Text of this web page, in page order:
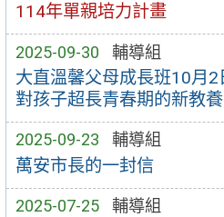
114年單親培力計畫
2025-09-30 輔導組
大直溫馨父母成長班10月
對孩子超長青春期的新教養
2025-09-23 輔導組
萬安市長的一封信
2025-07-25 輔導組